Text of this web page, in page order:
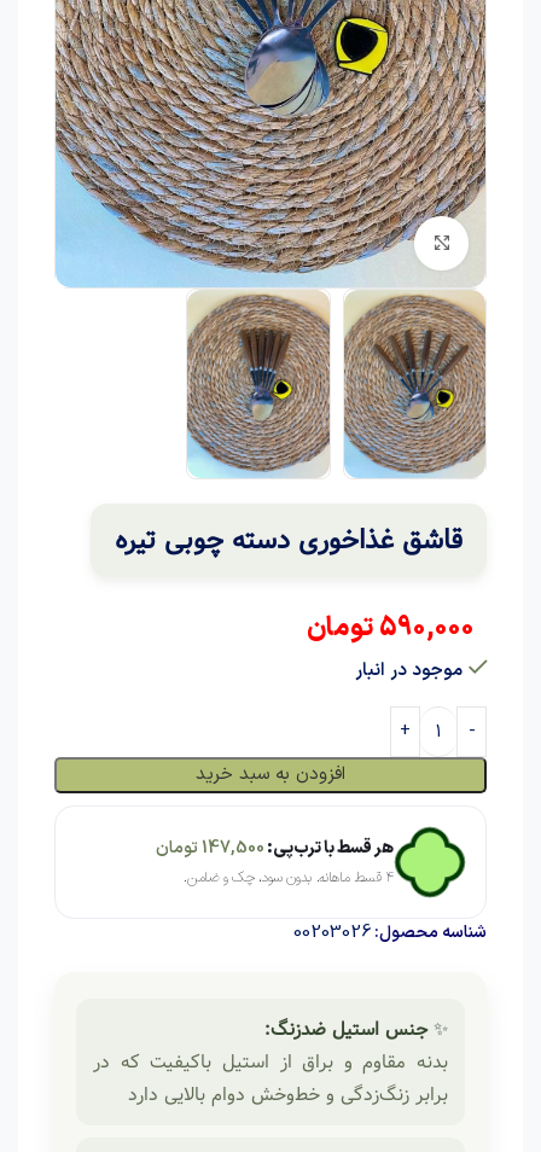
برای بزرگنمایی کلیک کنید
قاشق غذاخوری دسته چوبی تیره
590,000تومان
موجود در انبار
افزودن به سبد خرید
هر قسط با ترب‌پی:147,500تومان
۴ قسط ماهانه. بدون سود، چک و ضامن.
شناسه محصول:00203026
✨جنس استیل ضدزنگ:
بدنه مقاوم و براق از استیل باکیفیت که در
برابر زنگ‌زدگی و خط‌وخش دوام بالایی دارد